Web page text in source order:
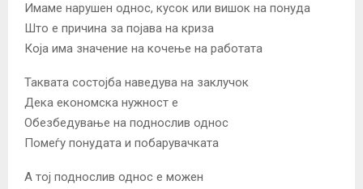
Имаме нарушен однос, кусок или вишок на понуда
Што е причина за појава на криза
Која има значение на кочење на работата
Таквата состојба наведува на заклучок
Дека економска нужност е
Обезбедување на поднослив однос
Помеѓу понудата и побарувачката
А тој поднослив однос е можен